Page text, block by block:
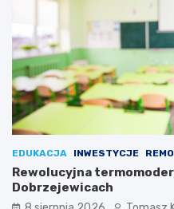
EDUKACJA INWESTYCJE
Rewolucyjna
Dobrzejewicach